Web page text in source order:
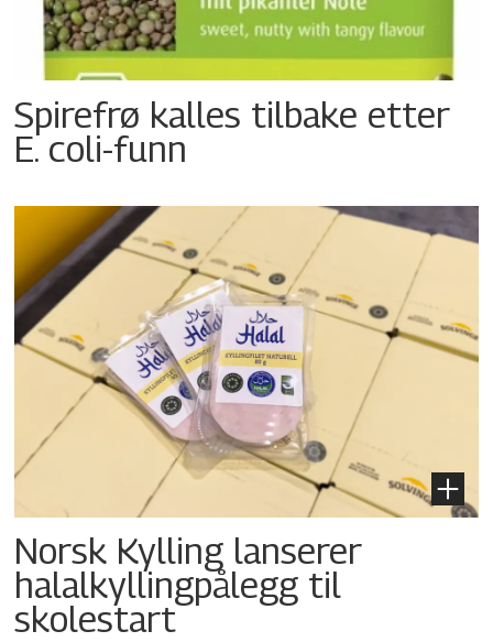
Spirefrø kalles tilbake etter
E. coli-funn
Norsk Kylling lanserer
halalkyllingpålegg til
skolestart